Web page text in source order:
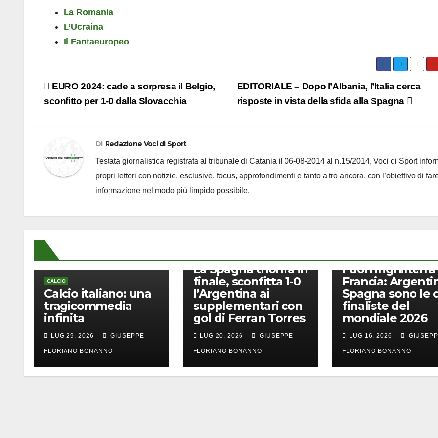
La Romania
L’Ucraina
Il Fantaeuropeo
Navigazione
articoli
EDITORIALE – Dopo l’Albania, l’Italia cerca
risposte in vista della sfida alla Spagna
EURO 2024: cade a sorpresa il Belgio,
sconfitto per 1-0 dalla Slovacchia
Di Redazione Voci di Sport
Testata giornalistica registrata al tribunale di Catania il 06-08-2014 al n.15/2014, Voci di Sport
propri lettori con notizie, esclusive, focus, approfondimenti e tanto altro ancora, con l’obiettivo di
informazione nel modo più limpido possibile.
CALCIO
Calcio italiano: una
tragicommedia
infinita
LUG 29, 2026 GIUSEPPE
FLORIANO BONANNO
La Spagna trionfa in
finale, sconfitta 1-0
l’Argentina ai
supplementari con
gol di Ferran Torres
LUG 20, 2026 GIUSEPPE
FLORIANO BONANNO
Fuori Inghilterra
Francia:
Spagna sono le
finaliste del
mondiale 2026
LUG 16, 2026
FLORIANO BONANNO